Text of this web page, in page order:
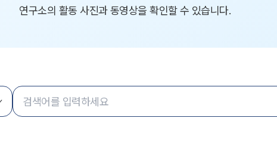
연구소의 활동 사진과 동영상을 확인할 수 있습니다.